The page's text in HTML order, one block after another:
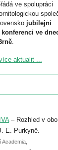
ve spolupráci
jubilejní
ve
.
ke konferenci
do 6. září.
přednášky
června.
aktualit ...
– Rozhled v
E. Purkyně.